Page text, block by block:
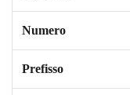
Numero
Prefisso